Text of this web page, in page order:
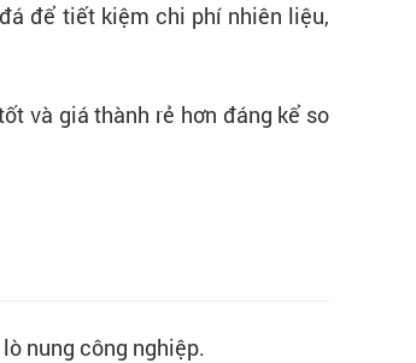
để tiết kiệm chi phí nhiên liệu,
và giá thành rẻ hơn đáng kể so
nung công nghiệp.